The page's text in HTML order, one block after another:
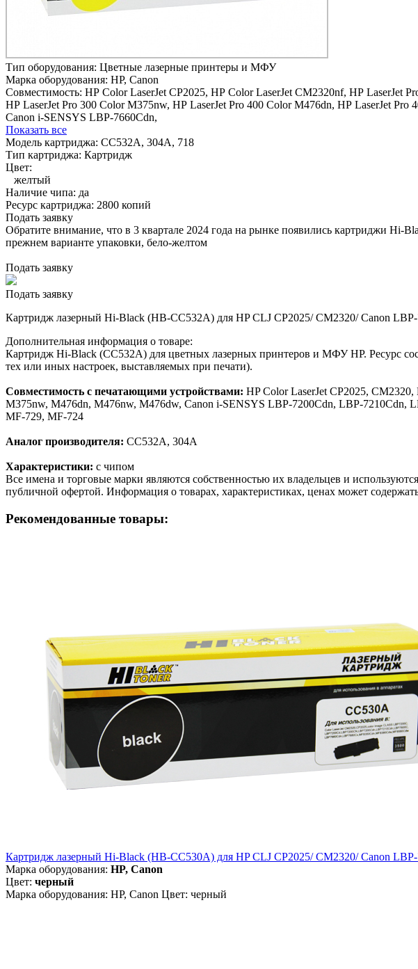
Тип оборудования: Цветные лазерные принтеры и МФУ
Марка оборудования: HP, Canon
Совместимость: HP Color LaserJet CP2025, HP Color LaserJet CM2320nf, HP LaserJet
HP LaserJet Pro 300 Color M375nw, HP LaserJet Pro 400 Color M476dn, HP LaserJet Pro
Canon i-SENSYS LBP-7660Cdn,
Показать все
Модель картриджа: CC532A, 304A, 718
Тип картриджа: Картридж
Цвет:
желтый
Наличие чипа: да
Ресурс картриджа: 2800 копий
Подать заявку
Обратите внимание, что в 3 квартале 2024 года на рынке появились картриджи Hi-
прежнем варианте упаковки, бело-желтом
Подать заявку
Подать заявку
Картридж лазерный Hi-Black (HB-CC532A) для HP CLJ CP2025/ CM2320/ Canon
Дополнительная информация о товаре:
Картридж Hi-Black (CC532A) для цветных лазерных принтеров и МФУ HP. Ресурс
тех или иных настроек, выставляемых при печати).
Совместимость с печатающими устройствами: HP Color LaserJet CP2025,
M375nw, M476dn, M476nw, M476dw, Canon i-SENSYS LBP-7200Cdn, LBP-
MF-729, MF-724
Аналог производителя: CC532A, 304A
Характеристики: с чипом
Все имена и торговые марки являются собственностью их владельцев и
публичной офертой. Информация о товарах, характеристиках, ценах может
Рекомендованные товары:
Картридж лазерный Hi-Black (HB-CC530A) для HP CLJ CP2025/ CM2320/ Canon
Марка оборудования: HP, Canon
Цвет: черный
Марка оборудования: HP, Canon Цвет: черный